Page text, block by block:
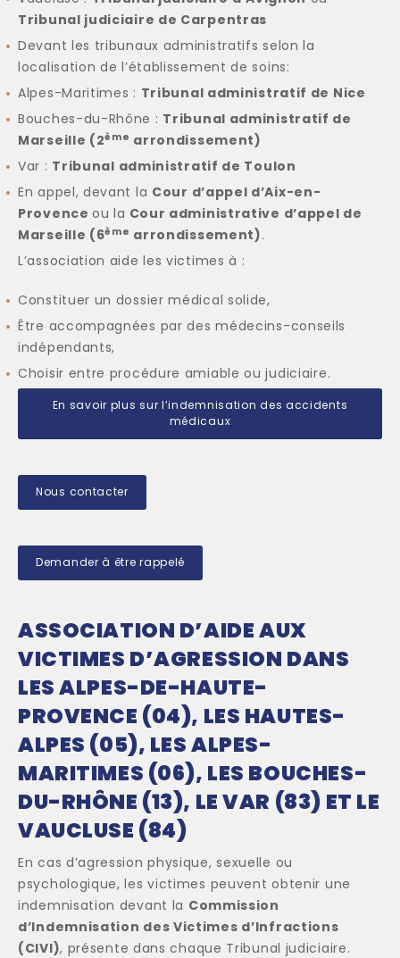
Tribunal judiciaire de Carpentras
Devant les tribunaux administratifs selon la
localisation de l’établissement de soins:
Alpes-Maritimes : Tribunal administratif de Nice
Bouches-du-Rhône : Tribunal administratif de
Marseille (2ème arrondissement)
Var : Tribunal administratif de Toulon
En appel, devant la Cour d’appel d’Aix-en-
Provenceou la Cour administrative d’appel de
Marseille (6ème arrondissement).
L’association aide les victimes à :
Constituer un dossier médical solide,
Être accompagnées par des médecins-conseils
indépendants,
Choisir entre procédure amiable ou judiciaire.
En savoir plus sur l’indemnisation des accidents
médicaux
Nous contacter
Demander à être rappelé
ASSOCIATION D’AIDE AUX
VICTIMES D’AGRESSION DANS
LES ALPES-DE-HAUTE-
PROVENCE (04), LES HAUTES-
ALPES (05), LES ALPES-
MARITIMES (06), LES BOUCHES-
DU-RHÔNE (13), LE VAR (83) ET LE
VAUCLUSE (84)
En cas d’agression physique, sexuelle ou
psychologique, les victimes peuvent obtenir une
indemnisation devant la Commission
d’Indemnisation des Victimes d’Infractions
(CIVI), présente dans chaque Tribunal judiciaire.